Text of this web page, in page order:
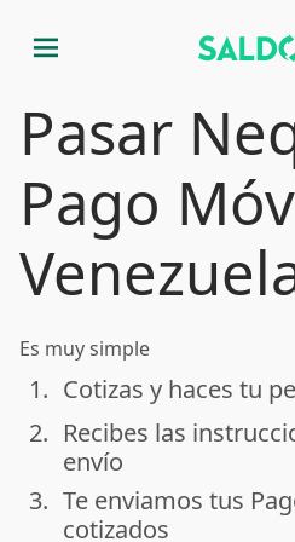
menu
Pasar
Pago
Es muy simple
done
1. Cotizas y haces tu
done
2. Recibes las
envío
done
3. Te enviamos tus
cotizados